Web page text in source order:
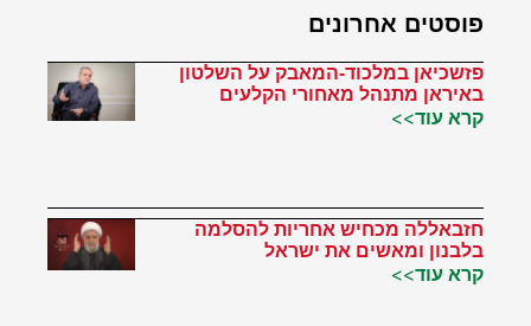
פוסטים אחרונים
פזשכיאן במלכוד-המאבק על השלטון
באיראן מתנהל מאחורי הקלעים
קרא עוד>>
חזבאללה מכחיש אחריות להסלמה
בלבנון ומאשים את ישראל
קרא עוד>>